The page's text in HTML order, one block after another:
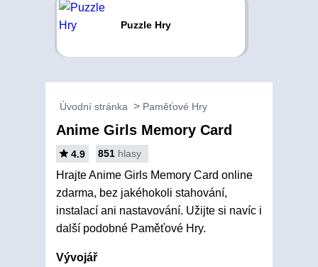
Puzzle Hry
Úvodní stránka Paměťové Hry
Anime Girls Memory Card
4.9 851 hlasy
Hrajte Anime Girls Memory Card online
zdarma, bez jakéhokoli stahování,
instalací ani nastavování. Užijte si navíc i
další podobné Paměťové Hry.
Vývojář